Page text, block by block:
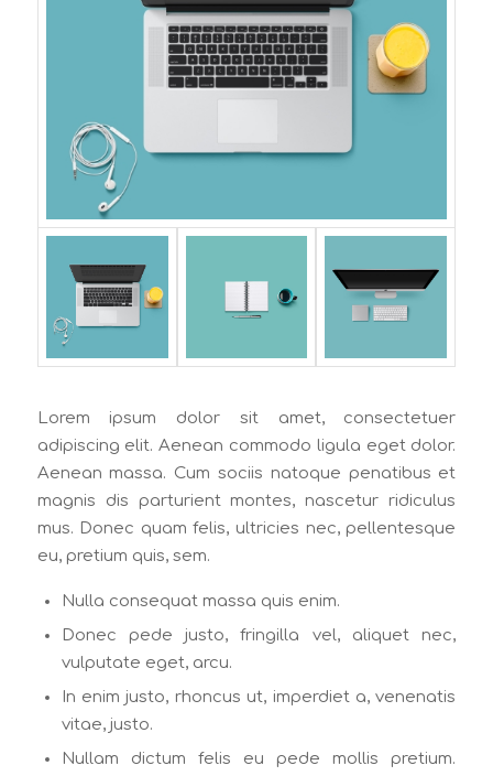
Lorem ipsum dolor sit amet, consectetuer
adipiscing elit. Aenean commodo ligula eget dolor.
Aenean massa. Cum sociis natoque penatibus et
magnis dis parturient montes, nascetur ridiculus
mus. Donec quam felis, ultricies nec, pellentesque
eu, pretium quis, sem.
Nulla consequat massa quis enim.
Donec pede justo, fringilla vel, aliquet nec,
vulputate eget, arcu.
In enim justo, rhoncus ut, imperdiet a, venenatis
vitae, justo.
Nullam dictum felis eu pede mollis pretium.